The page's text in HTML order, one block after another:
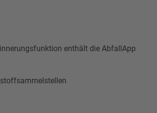
enthält die AbfallApp